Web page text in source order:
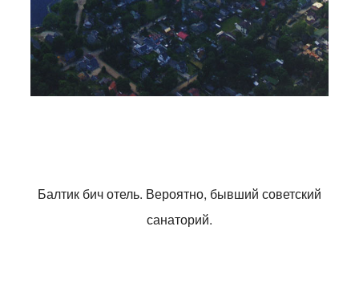
Балтик бич отель. Вероятно, бывший советский
санаторий.